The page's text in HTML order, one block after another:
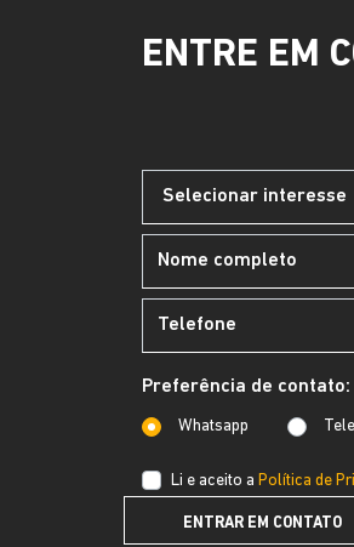
ENTRE EM
Preferência de contato:
Whatsapp
Li e aceito a Política de
ENTRAR EM CONTATO